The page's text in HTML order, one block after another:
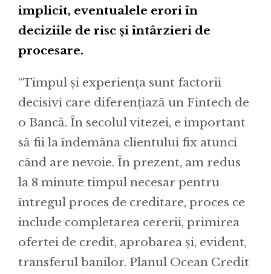
implicit, eventualele erori în
deciziile de risc și întârzieri de
procesare.
“Timpul și experiența sunt factorii
decisivi care diferențiază un Fintech de
o Bancă. În secolul vitezei, e important
să fii la îndemâna clientului fix atunci
când are nevoie. În prezent, am redus
la 8 minute timpul necesar pentru
întregul proces de creditare, proces ce
include completarea cererii, primirea
ofertei de credit, aprobarea și, evident,
transferul banilor. Planul Ocean Credit